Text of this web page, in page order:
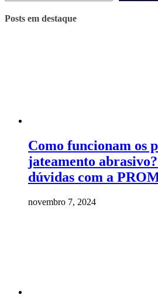
Posts em destaque
Como funcionam os
jateamento
dúvidas com a
novembro 7, 2024